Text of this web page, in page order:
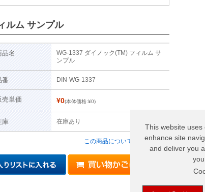
This website
enhance site
and deliver you
ルム サンプル
品名
WG-1337 ダイノック(TM) フィルム サ
ンプル
番 DIN-WG-1337
売単価 ¥0(本体価格:¥0)
庫 在庫あり
この商品について問い合わせる